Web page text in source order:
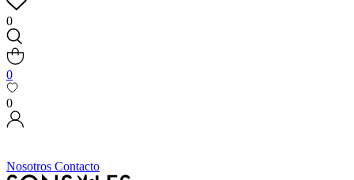
0
0
0
Nosotros Contacto